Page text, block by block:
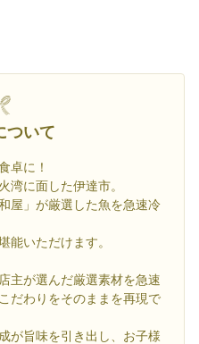
ついて
卓に！
湾に面した伊達市。
屋」が厳選した魚を急速冷
能いただけます。
主が選んだ厳選素材を急速
だわりをそのままを再現で
が旨味を引き出し、お子様